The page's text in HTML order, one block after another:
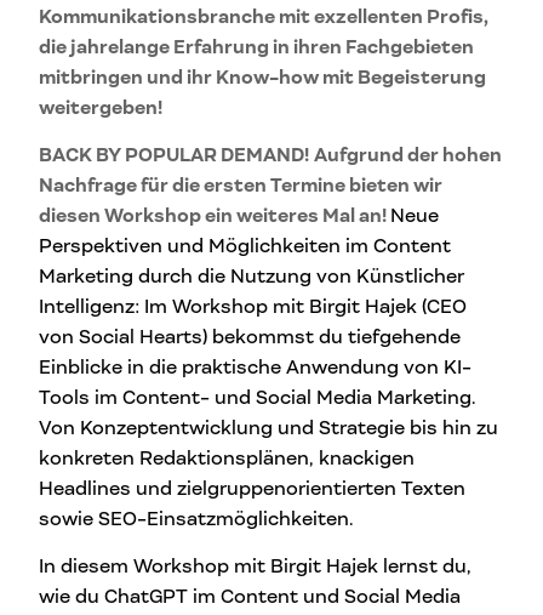
Kommunikationsbranche mit exzellenten Profis,
die jahrelange Erfahrung in ihren Fachgebieten
mitbringen und ihr Know-how mit Begeisterung
weitergeben!
BACK BY POPULAR DEMAND! Aufgrund der hohen
Nachfrage für die ersten Termine bieten wir
diesen Workshop ein weiteres Mal an! Neue
Perspektiven und Möglichkeiten im Content
Marketing durch die Nutzung von Künstlicher
Intelligenz: Im Workshop mit Birgit Hajek (CEO
von Social Hearts) bekommst du tiefgehende
Einblicke in die praktische Anwendung von KI-
Tools im Content- und Social Media Marketing.
Von Konzeptentwicklung und Strategie bis hin zu
konkreten Redaktionsplänen, knackigen
Headlines und zielgruppenorientierten Texten
sowie SEO-Einsatzmöglichkeiten.
In diesem Workshop mit Birgit Hajek lernst du,
wie du ChatGPT im Content und Social Media